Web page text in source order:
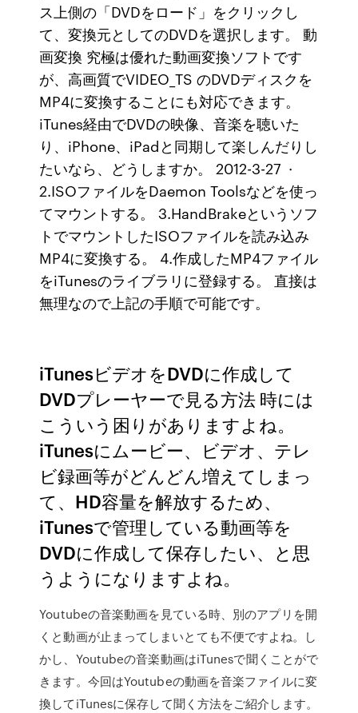
ス上側の「DVDをロード」をクリックし
て、変換元としてのDVDを選択します。 動
画変換 究極は優れた動画変換ソフトです
が、高画質でVIDEO_TS のDVDディスクを
MP4に変換することにも対応できます。
iTunes経由でDVDの映像、音楽を聴いた
り、iPhone、iPadと同期して楽しんだりし
たいなら、どうしますか。 2012-3-27 ·
2.ISOファイルをDaemon Toolsなどを使っ
てマウントする。 3.HandBrakeというソフ
トでマウントしたISOファイルを読み込み
MP4に変換する。 4.作成したMP4ファイル
をiTunesのライブラリに登録する。 直接は
無理なので上記の手順で可能です。
iTunesビデオをDVDに作成して
DVDプレーヤーで見る方法 時には
こういう困りがありますよね。
iTunesにムービー、ビデオ、テレ
ビ録画等がどんどん増えてしまっ
て、HD容量を解放するため、
iTunesで管理している動画等を
DVDに作成して保存したい、と思
うようになりますよね。
Youtubeの音楽動画を見ている時、別のアプリを開
くと動画が止まってしまいとても不便ですよね。し
かし、Youtubeの音楽動画はiTunesで聞くことがで
きます。今回はYoutubeの動画を音楽ファイルに変
換してiTunesに保存して聞く方法をご紹介します。